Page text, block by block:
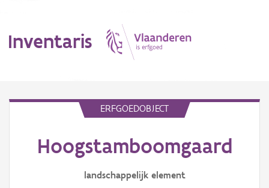
Inventaris
Erfgoedobject
ERFGOEDOBJECT
Hoogstamboomgaard
landschappelijk element